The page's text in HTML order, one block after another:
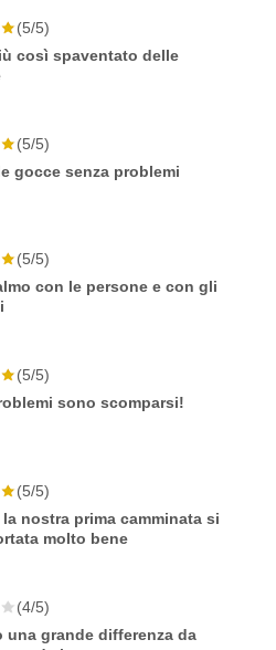
(5/5)
così spaventato delle
(5/5)
gocce senza problemi
(5/5)
con le persone e con gli
(5/5)
sono scomparsi!
(5/5)
la nostra prima camminata si
molto bene
(4/5)
una grande differenza da